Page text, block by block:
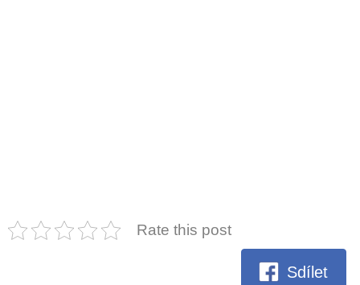
Rate this post
Sdílet